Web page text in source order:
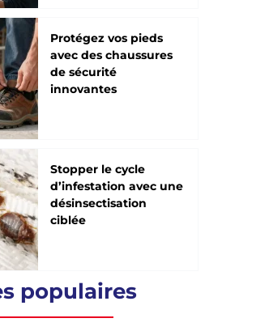
Protégez vos pieds
avec des chaussures
de sécurité
innovantes
Stopper le cycle
d’infestation avec une
désinsectisation
ciblée
populaires